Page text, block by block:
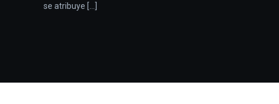
se atribuye [...]